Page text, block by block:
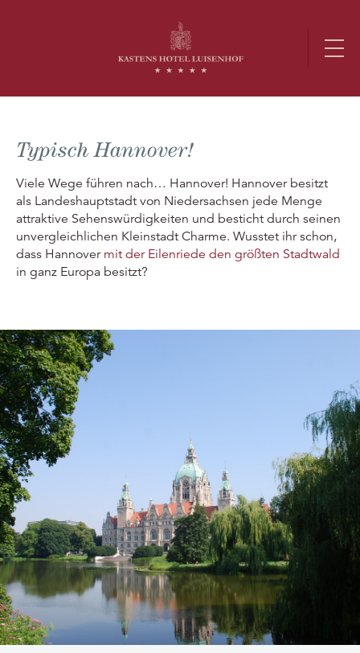
Typisch Hannover!
Viele Wege führen nach… Hannover! Hannover besitzt
als Landeshauptstadt von Niedersachsen jede Menge
attraktive Sehenswürdigkeiten und besticht durch seinen
unvergleichlichen Kleinstadt Charme. Wusstet ihr schon,
dass Hannover mit der Eilenriede den größten Stadtwald
in ganz Europa besitzt?